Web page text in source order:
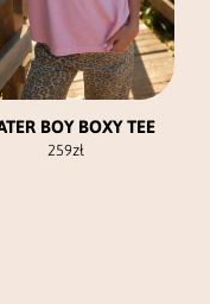
BOY BOXY TEE
259zł
stronie
produktu